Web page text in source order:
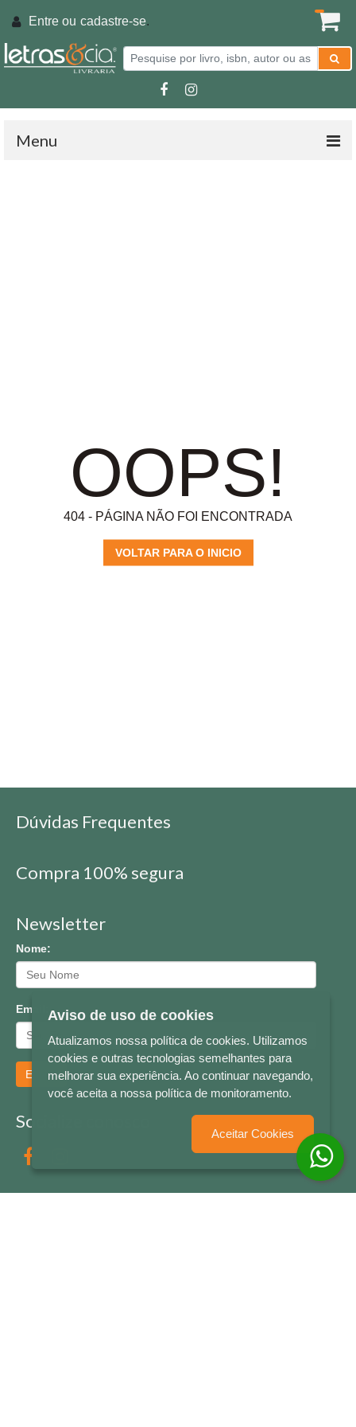
Entre ou cadastre-se.
Menu
OOPS!
404 - PÁGINA NÃO FOI ENCONTRADA
VOLTAR PARA O INICIO
Dúvidas Frequentes
Compra 100% segura
Newsletter
Nome:
Email:
Enviar
Socialize conosco
Aviso de uso de cookies
Atualizamos nossa política de cookies. Utilizamos
cookies e outras tecnologias semelhantes para
melhorar sua experiência. Ao continuar navegando,
você aceita a nossa política de monitoramento.
Aceitar Cookies